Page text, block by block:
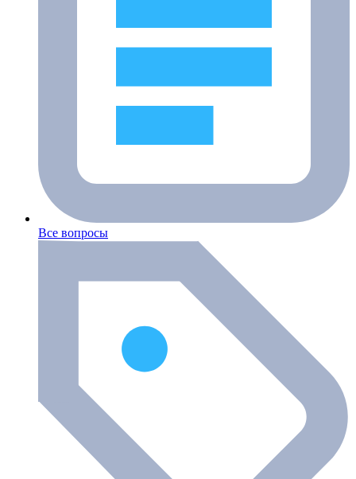
Все вопросы